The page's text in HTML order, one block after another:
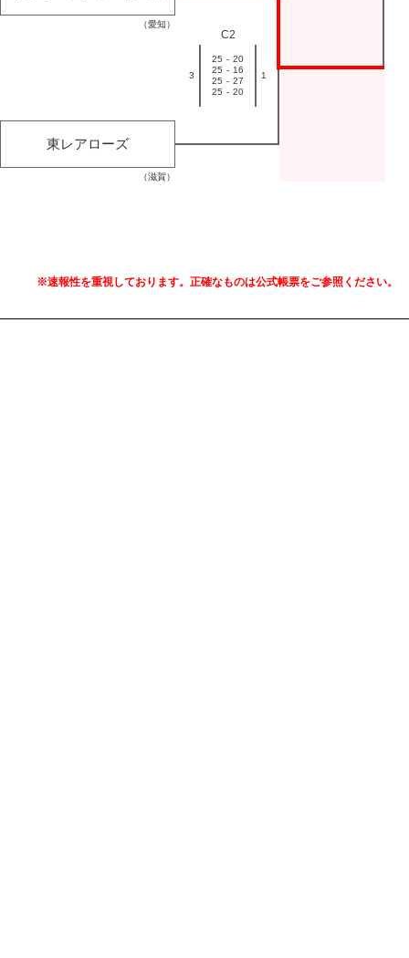
（愛知）
C2
3
25 - 20
25 - 16
25 - 27
25 - 20
1
東レアローズ
（滋賀）
※速報性を重視しております。正確なものは公式帳票をご参照ください。